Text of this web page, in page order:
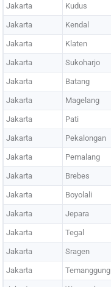
Jakarta Kudus
Jakarta Kendal
Jakarta Klaten
Jakarta Sukoharjo
Jakarta Batang
Jakarta Magelang
Jakarta Pati
Jakarta Pekalongan
Jakarta Pemalang
Jakarta Brebes
Jakarta Boyolali
Jakarta Jepara
Jakarta Tegal
Jakarta Sragen
Jakarta Temanggung